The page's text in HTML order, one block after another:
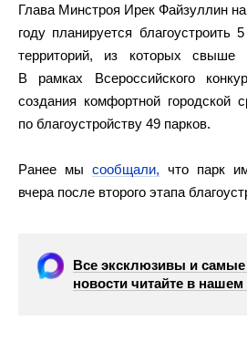
Глава Минстроя Ирек Файзуллин
году планируется благоустроить
территорий, из которых
В рамках Всероссийского
создания комфортной городской
по благоустройству 49 парков.
Ранее мы сообщали, что парк
вчера после второго этапа
Все эксклюзивы и
новости читайте в